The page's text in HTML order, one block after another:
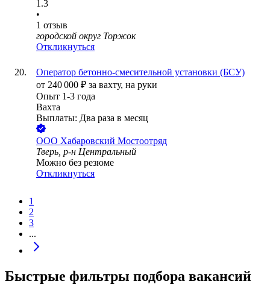
1.3
•
1 отзыв
городской округ Торжок
Откликнуться
Оператор бетонно-смесительной установки (БСУ)
от 240 000 ₽ за вахту, на руки
Опыт 1-3 года
Вахта
Выплаты: Два раза в месяц
ООО Хабаровский Мостоотряд
Тверь, р-н Центральный
Можно без резюме
Откликнуться
1
2
3
...
Быстрые фильтры подбора вакансий